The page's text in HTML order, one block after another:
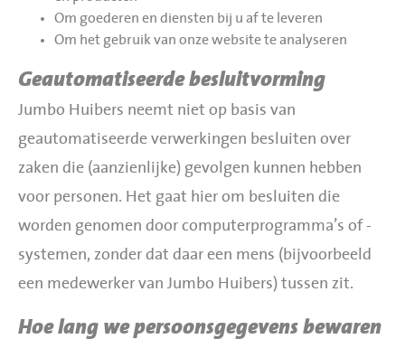
Om goederen en diensten bij u af te leveren
Om het gebruik van onze website te analyseren
Geautomatiseerde besluitvorming
Jumbo Huibers neemt niet op basis van
geautomatiseerde verwerkingen besluiten over
zaken die (aanzienlijke) gevolgen kunnen hebben
voor personen. Het gaat hier om besluiten die
worden genomen door computerprogramma’s of -
systemen, zonder dat daar een mens (bijvoorbeeld
een medewerker van Jumbo Huibers) tussen zit.
Hoe lang we persoonsgegevens bewaren